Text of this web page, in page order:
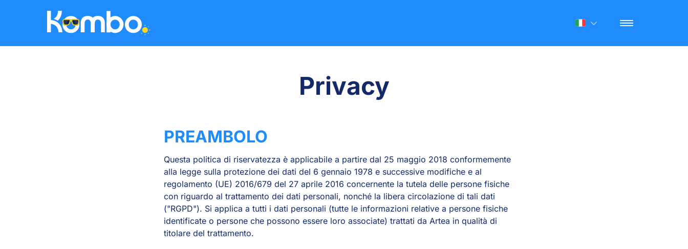
Privacy
PREAMBOLO
Questa politica di riservatezza è applicabile a partire dal 25 maggio 2018 conformemente
alla legge sulla protezione dei dati del 6 gennaio 1978 e successive modifiche e al
regolamento (UE) 2016/679 del 27 aprile 2016 concernente la tutela delle persone fisiche
con riguardo al trattamento dei dati personali, nonché la libera circolazione di tali dati
("RGPD"). Si applica a tutti i dati personali (tutte le informazioni relative a persone fisiche
identificate o persone che possono essere loro associate) trattati da Artea in qualità di
titolare del trattamento.